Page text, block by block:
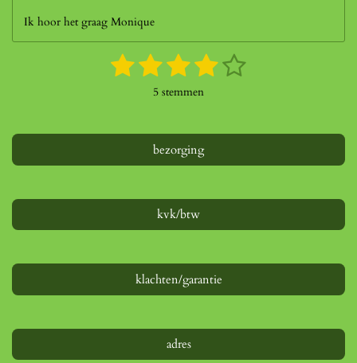
Ik hoor het graag Monique
:
e
r
n
1
e
r
2
e
r
r
3
s
e
r
r
e
4
s
e
r
r
e
5
e
r
r
e
5 stemmen
bezorging
kvk/btw
klachten/garantie
adres